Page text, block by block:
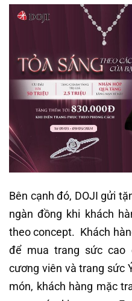
Bên cạnh đó, DOJI gửi
ngàn đồng khi khách
theo concept. Khách
để mua trang sức cao
cương viên và trang sức
món, khách hàng mặc